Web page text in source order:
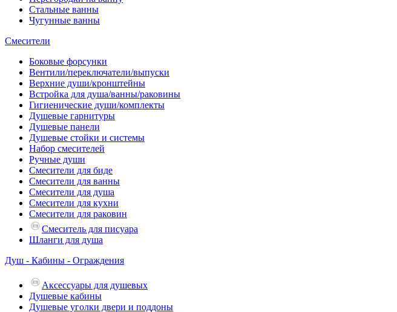
Стальные ванны
Чугунные ванны
Смесители
Боковые форсунки
Вентили/переключатели/выпуски
Верхние души/кронштейны
Встройка для душа/ванны/раковины
Гигиенические души/комплекты
Душевые гарнитуры
Душевые панели
Душевые стойки и системы
Набор смесителей
Ручные души
Смесители для биде
Смесители для ванны
Смесители для душа
Смесители для кухни
Смесители для раковин
Смеситель для писуара
Шланги для душа
Душ - Кабины - Ограждения
Аксессуары для душевых
Душевые кабины
Душевые уголки двери и поддоны